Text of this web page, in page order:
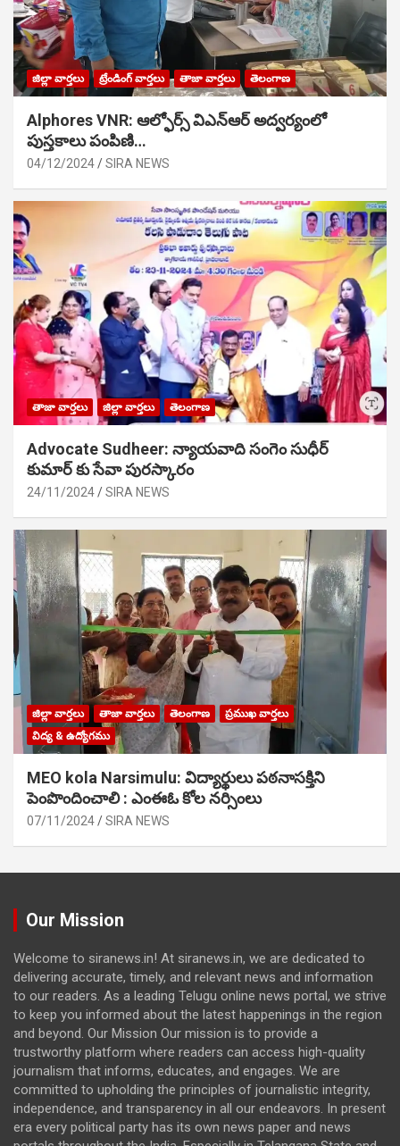
జిల్లా వార్తలు ట్రేండింగ్ వార్తలు తాజా వార్తలు తెలంగాణ
Alphores VNR: ఆల్ఫోర్స్ విఎన్ఆర్ అద్వర్యంలో
పుస్తకాలు పంపిణి…
04/12/2024 SIRA NEWS
తాజా వార్తలు జిల్లా వార్తలు తెలంగాణ
Advocate Sudheer: న్యాయవాది సంగెం సుధీర్
కుమార్ కు సేవా పురస్కారం
24/11/2024 SIRA NEWS
జిల్లా వార్తలు తాజా వార్తలు తెలంగాణ
ప్రముఖ వార్తలు
విద్య & ఉద్యోగము
MEO kola Narsimulu: విద్యార్థులు పఠ‌నాసక్తిని
పెంపొందించాలి : ఎంఈఓ కోల నర్సింలు
07/11/2024 SIRA NEWS
Our Mission
Welcome to siranews.in! At siranews.in, we are dedicated to
delivering accurate, timely, and relevant news and information
to our readers. As a leading Telugu online news portal, we strive
to keep you informed about the latest happenings in the region
and beyond. Our Mission Our mission is to provide a
trustworthy platform where readers can access high-quality
journalism that informs, educates, and engages. We are
committed to upholding the principles of journalistic integrity,
independence, and transparency in all our endeavors. In present
era every political party has its own news paper and news